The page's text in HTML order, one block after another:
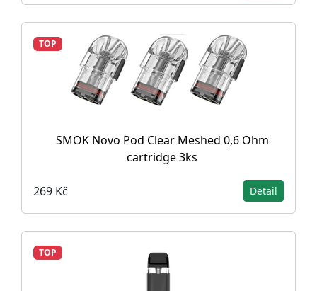
TOP
SMOK Novo Pod Clear Meshed 0,6 Ohm
cartridge 3ks
269 Kč Detail
TOP